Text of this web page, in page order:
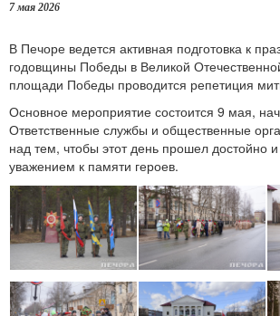
7 мая 2026
В Печоре ведется активная подготовка к
годовщины Победы в Великой
площади Победы проводится репетиция
Основное мероприятие состоится 9 мая,
Ответственные службы и общественные
над тем, чтобы этот день прошел достойно
уважением к памяти героев.